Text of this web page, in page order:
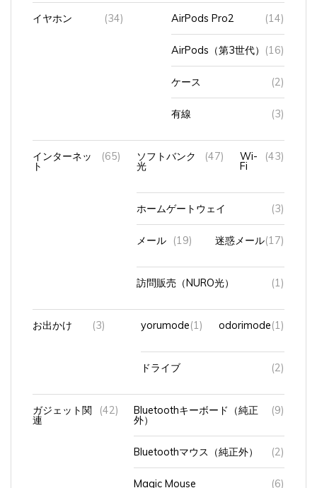
イヤホン (34) AirPods Pro2 (14)
AirPods（第3世代） (16)
ケース (2)
有線 (3)
インターネッ
ト
(65) ソフトバンク
光
(47) Wi-
Fi
(43)
ホームゲートウェイ (3)
メール (19) 迷惑メール (17)
訪問販売（NURO光） (1)
お出かけ (3) yorumode(1) odorimode(1)
ドライブ (2)
ガジェット関
連
(42) Bluetoothキーボード（純正
外）
(9)
Bluetoothマウス（純正外） (2)
Magic Mouse (6)